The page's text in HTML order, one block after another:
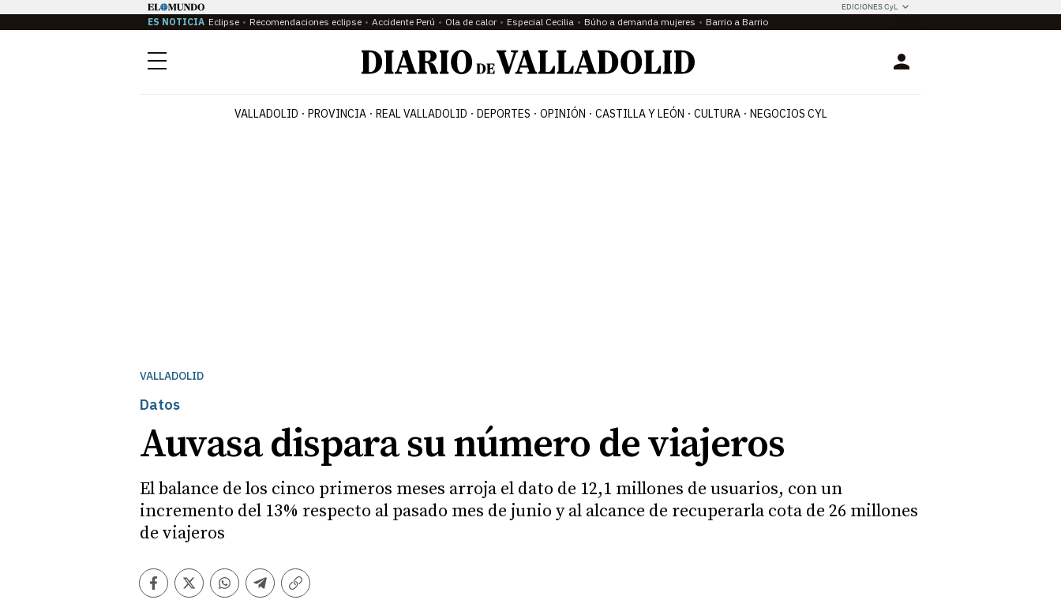
EDICIONES CyL
ES NOTICIA Eclipse Recomendaciones eclipse Accidente Perú Ola de calor Especial Cecilia Búho a demanda mujeres Barrio a Barrio
Menú Login
VALLADOLID PROVINCIA REAL VALLADOLID DEPORTES OPINIÓN CASTILLA Y LEÓN CULTURA NEGOCIOS CYL
VALLADOLID
Datos
Auvasa dispara su número de viajeros
El balance de los cinco primeros meses arroja el dato de 12,1 millones de usuarios, con un
incremento del 13% respecto al pasado mes de junio y al alcance de recuperarla cota de 26 millones
de viajeros
Facebook
TwitterWhatsapp
Telegram
Copiar